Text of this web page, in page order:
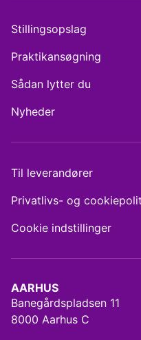
AARHUS
Banegårdspladsen 11
8000 Aarhus C
Stillingsopslag
Praktikansøgning
Sådan lytter du
Nyheder
Til leverandører
Privatlivs- og
Cookie indstillinger